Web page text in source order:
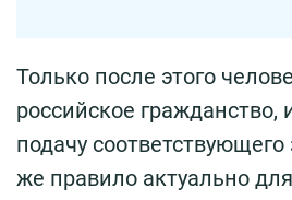
Только после этого
российское гражданство,
подачу
же правило актуально